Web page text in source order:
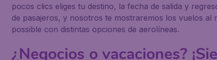
pocos clics eliges tu destino, la fecha de salida y
de pasajeros, y nosotros te mostraremos los vuelos al
possible con distintas opciones de aerolíneas.
¿Negocios o vacaciones?